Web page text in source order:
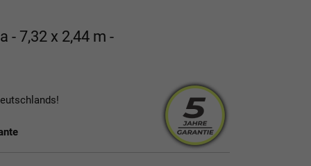
- 7,32 x 2,44 m -